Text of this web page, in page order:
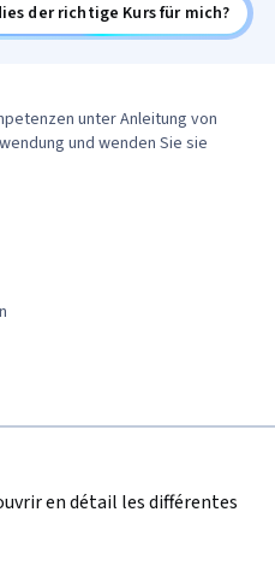
der richtige Kurs für mich?
unter Anleitung von
und wenden Sie sie
en détail les différentes